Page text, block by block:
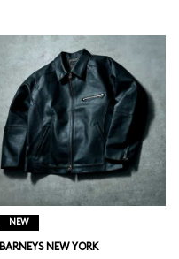
NEW
BARNEYS NEW YORK